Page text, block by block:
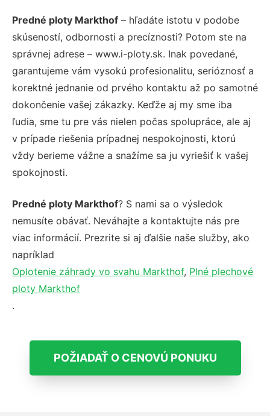
Predné ploty Markthof – hľadáte istotu v podobe
skúseností, odbornosti a precíznosti? Potom ste na
správnej adrese – www.i-ploty.sk. Inak povedané,
garantujeme vám vysokú profesionalitu, serióznosť a
korektné jednanie od prvého kontaktu až po samotné
dokončenie vašej zákazky. Keďže aj my sme iba
ľudia, sme tu pre vás nielen počas spolupráce, ale aj
v prípade riešenia prípadnej nespokojnosti, ktorú
vždy berieme vážne a snažíme sa ju vyriešiť k vašej
spokojnosti.
Predné ploty Markthof? S nami sa o výsledok
nemusíte obávať. Neváhajte a kontaktujte nás pre
viac informácií. Prezrite si aj ďalšie naše služby, ako
napríklad
Oplotenie záhrady vo svahu Markthof, Plné plechové
ploty Markthof
.
POŽIADAŤ O CENOVÚ PONUKU